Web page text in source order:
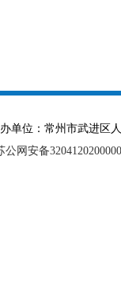
单位：常州市武进
公网安备